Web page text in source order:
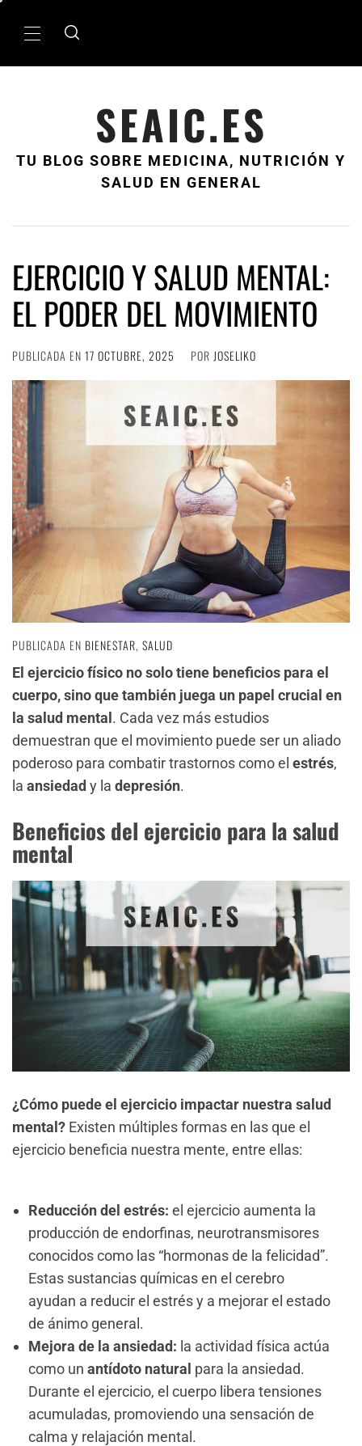
Menú
SEAIC.ES
TU BLOG SOBRE MEDICINA, NUTRICIÓN Y
SALUD EN GENERAL
EJERCICIO Y SALUD MENTAL:
EL PODER DEL MOVIMIENTO
PUBLICADA EN 17 OCTUBRE, 2025 POR JOSELIKO
PUBLICADA EN BIENESTAR, SALUD
El ejercicio físico no solo tiene beneficios para el
cuerpo, sino que también juega un papel crucial en
la salud mental . Cada vez más estudios
demuestran que el movimiento puede ser un aliado
poderoso para combatir trastornos como el estrés,
la ansiedad y la depresión.
Beneficios del ejercicio para la salud
mental
¿Cómo puede el ejercicio impactar nuestra salud
mental? Existen múltiples formas en las que el
ejercicio beneficia nuestra mente, entre ellas:
Reducción del estrés: el ejercicio aumenta la
producción de endorfinas, neurotransmisores
conocidos como las “hormonas de la felicidad”.
Estas sustancias químicas en el cerebro
ayudan a reducir el estrés y a mejorar el estado
de ánimo general.
Mejora de la ansiedad: la actividad física actúa
como un antídoto natural para la ansiedad.
Durante el ejercicio, el cuerpo libera tensiones
acumuladas, promoviendo una sensación de
calma y relajación mental.